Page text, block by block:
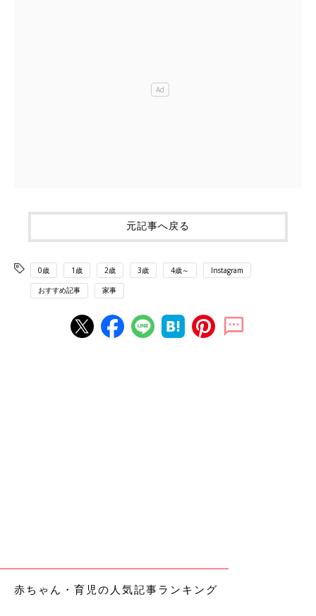
元記事へ戻る
0歳 1歳 2歳 3歳 4歳～ Instagram
おすすめ記事 家事
赤ちゃん・育児の人気記事ランキング